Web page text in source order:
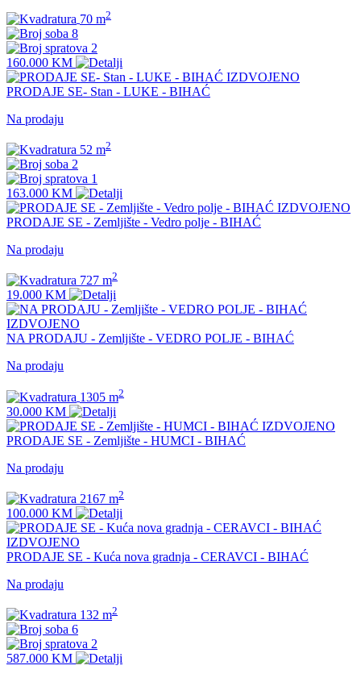
70 m2
8
2
160.000 KM
IZDVOJENO
PRODAJE SE- Stan - LUKE - BIHAĆ
Na prodaju
52 m2
2
1
163.000 KM
IZDVOJENO
PRODAJE SE - Zemljište - Vedro polje - BIHAĆ
Na prodaju
727 m2
19.000 KM
IZDVOJENO
NA PRODAJU - Zemljište - VEDRO POLJE - BIHAĆ
Na prodaju
1305 m2
30.000 KM
IZDVOJENO
PRODAJE SE - Zemljište - HUMCI - BIHAĆ
Na prodaju
2167 m2
100.000 KM
IZDVOJENO
PRODAJE SE - Kuća nova gradnja - CERAVCI - BIHAĆ
Na prodaju
132 m2
6
2
587.000 KM